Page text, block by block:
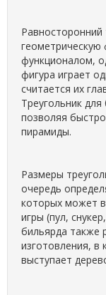
функционалом,
фигура играет
считается их
Треугольник
позволяя
пирамиды.
Размеры
очередь
которых может
игры (пул,
бильярда также
изготовления, в
выступает